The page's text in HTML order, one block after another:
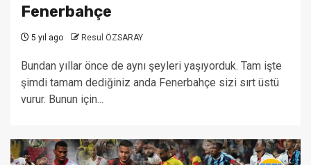
Fenerbahçe
5 yıl ago Resul ÖZSARAY
Bundan yıllar önce de aynı şeyleri yaşıyorduk. Tam işte
şimdi tamam dediğiniz anda Fenerbahçe sizi sırt üstü
vurur. Bunun için...